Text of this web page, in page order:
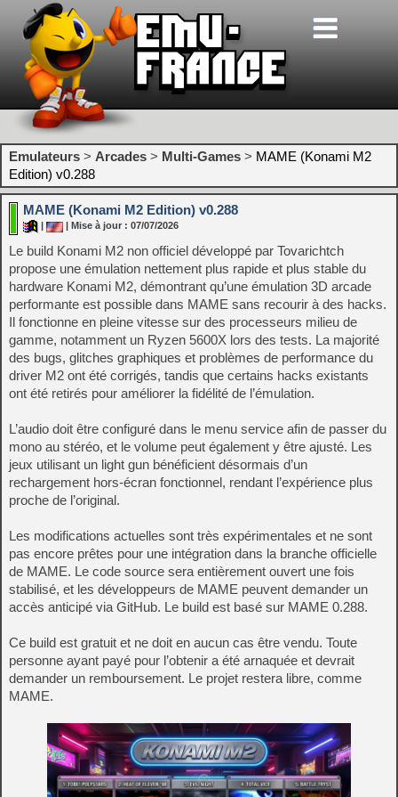
Emulateurs > Arcades > Multi-Games > MAME (Konami M2
Edition) v0.288
MAME (Konami M2 Edition) v0.288
| Mise à jour : 07/07/2026
Le build Konami M2 non officiel développé par Tovarichtch
propose une émulation nettement plus rapide et plus stable du
hardware Konami M2, démontrant qu’une émulation 3D arcade
performante est possible dans MAME sans recourir à des hacks.
Il fonctionne en pleine vitesse sur des processeurs milieu de
gamme, notamment un Ryzen 5600X lors des tests. La majorité
des bugs, glitches graphiques et problèmes de performance du
driver M2 ont été corrigés, tandis que certains hacks existants
ont été retirés pour améliorer la fidélité de l’émulation.
L’audio doit être configuré dans le menu service afin de passer du
mono au stéréo, et le volume peut également y être ajusté. Les
jeux utilisant un light gun bénéficient désormais d’un
rechargement hors‑écran fonctionnel, rendant l’expérience plus
proche de l’original.
Les modifications actuelles sont très expérimentales et ne sont
pas encore prêtes pour une intégration dans la branche officielle
de MAME. Le code source sera entièrement ouvert une fois
stabilisé, et les développeurs de MAME peuvent demander un
accès anticipé via GitHub. Le build est basé sur MAME 0.288.
Ce build est gratuit et ne doit en aucun cas être vendu. Toute
personne ayant payé pour l’obtenir a été arnaquée et devrait
demander un remboursement. Le projet restera libre, comme
MAME.